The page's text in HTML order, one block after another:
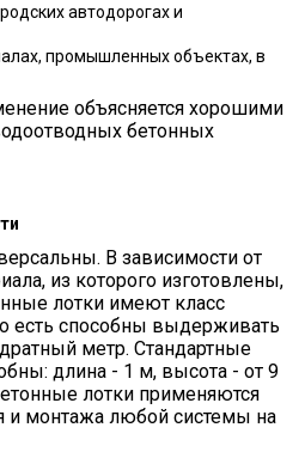
автодорогах и
промышленных объектах, в
объясняется хорошими
бетонных
В зависимости от
из которого изготовлены,
лотки имеют класс
есть способны выдерживать
метр. Стандартные
длина - 1 м, высота - от 9
лотки применяются
и монтажа любой системы на